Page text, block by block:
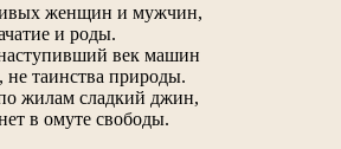
женщин и мужчин,
и роды.
век машин
таинства природы.
жилам сладкий джин,
в омуте свободы.